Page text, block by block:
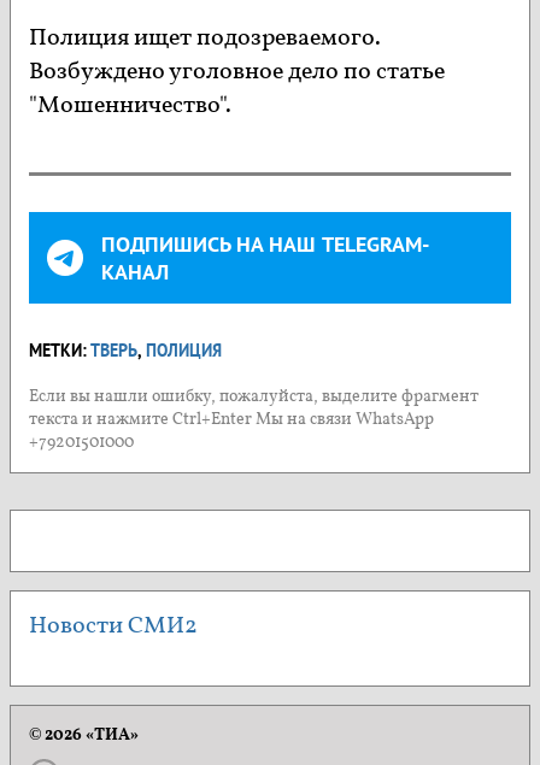
Полиция ищет подозреваемого.
Возбуждено уголовное дело по статье
"Мошенничество".
ПОДПИШИСЬ НА НАШ TELEGRAM-
КАНАЛ
МЕТКИ:ТВЕРЬ, ПОЛИЦИЯ
Если вы нашли ошибку, пожалуйста, выделите фрагмент
текста и нажмите Ctrl+Enter Мы на связи WhatsApp
+79201501000
Новости СМИ2
© 2026 «ТИА»